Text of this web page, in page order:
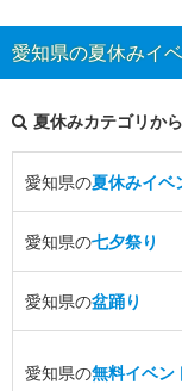
愛知県の夏休みイ
夏休みカテゴリか
愛知県の夏休みイベ
愛知県の七夕祭り
愛知県の盆踊り
愛知県の無料イベン